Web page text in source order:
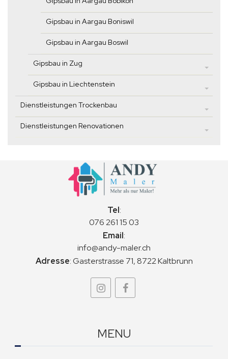
Gipsbau in Aargau Boniswil
Gipsbau in Aargau Boswil
Gipsbau in Zug
Gipsbau in Liechtenstein
Dienstleistungen Trockenbau
Dienstleistungen Renovationen
Tel:
076 261 15 03
Email:
info@andy-maler.ch
Adresse:Gasterstrasse 71, 8722 Kaltbrunn
MENU